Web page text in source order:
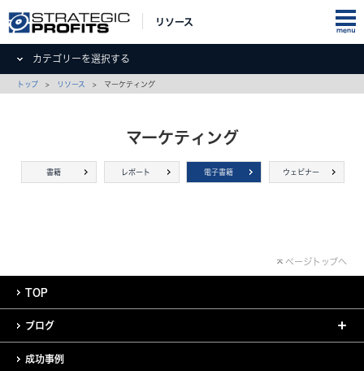
リソース
カテゴリーを選択する
トップ > リソース > マーケティング
マーケティング
書籍 レポート 電子書籍 ウェビナー
ページトップへ
TOP
ブログ
成功事例